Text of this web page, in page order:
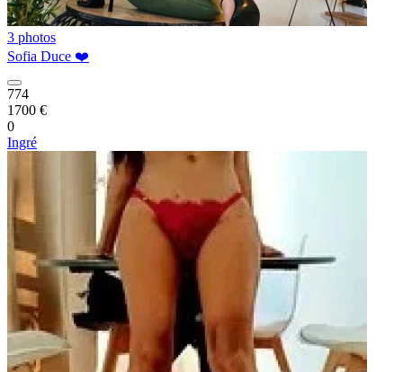
3 photos
Sofia Duce ❤️
774
1700 €
0
Ingré